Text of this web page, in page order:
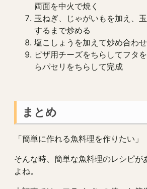
両面を中火で焼く
玉ねぎ、じゃがいもを加え、
するまで炒める
塩こしょうを加えて炒め合わ
ピザ用チーズをちらしてフタ
らパセリをちらして完成
まとめ
「簡単に作れる魚料理を作りたい」
そんな時、簡単な魚料理のレシピが
よね。